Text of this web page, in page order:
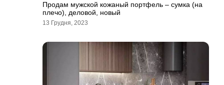
Продам мужской кожаный портфель – сумка (на
плечо), деловой, новый
13 Грудня, 2023